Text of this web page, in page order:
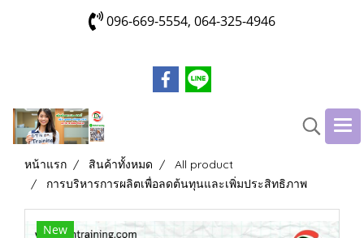
096-669-5554, 064-325-4946
หน้าแรก สินค้าทั้งหมด
All product
การบริหารการผลิตเพื่อลดต้นทุนและเพิ่มประสิทธิภาพ
New